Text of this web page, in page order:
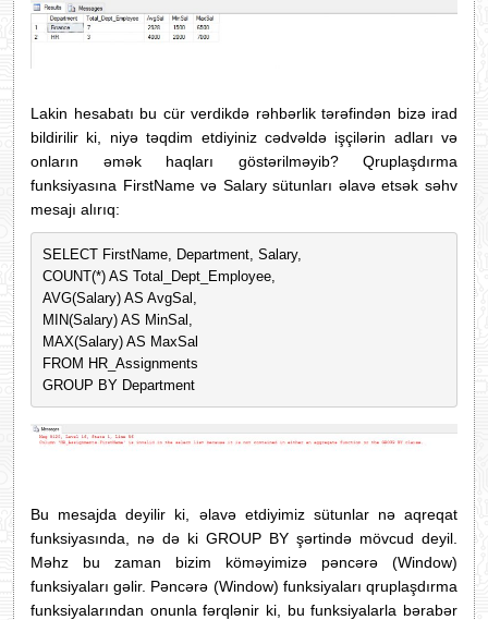
Lakin hesabatı bu cür verdikdə rəhbərlik tərəfindən bizə irad
bildirilir ki, niyə təqdim etdiyiniz cədvəldə işçilərin adları və
onların əmək haqları göstərilməyib? Qruplaşdırma
funksiyasına FirstName və Salary sütunları əlavə etsək səhv
mesajı alırıq:
SELECT FirstName, Department, Salary,
COUNT(*) AS Total_Dept_Employee,
AVG(Salary) AS AvgSal,
MIN(Salary) AS MinSal,
MAX(Salary) AS MaxSal
FROM HR_Assignments
GROUP BY Department
Bu mesajda deyilir ki, əlavə etdiyimiz sütunlar nə aqreqat
funksiyasında, nə də ki GROUP BY şərtində mövcud deyil.
Məhz bu zaman bizim köməyimizə pəncərə (Window)
funksiyaları gəlir. Pəncərə (Window) funksiyaları qruplaşdırma
funksiyalarından onunla fərqlənir ki, bu funksiyalarla bərabər